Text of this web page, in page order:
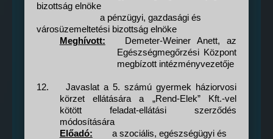
bizottság elnöke
a pénzügyi, gazdasági és
városüzemeltetési bizottság elnöke
Meghívott:
Demeter-Weiner Anett, az
Egészségmegőrzési Központ
megbízott intézményvezetője
12.
Javaslat a 5. számú gyermek háziorvosi
körzet ellátására a „Rend-Elek” Kft.-vel
kötött feladat-ellátási szerződés
módosítására
Előadó:
a szociális, egészségügyi és